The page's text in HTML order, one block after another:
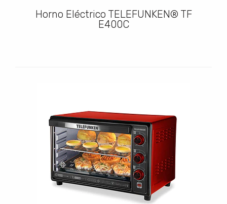
Horno Eléctrico TELEFUNKEN® TF
E400C